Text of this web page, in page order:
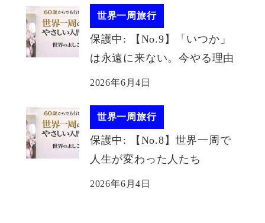
世界一周旅行
保護中: 【No.9】「いつか」
は永遠に来ない。今やる理由
2026年6月4日
世界一周旅行
保護中: 【No.8】世界一周で
人生が変わった人たち
2026年6月4日